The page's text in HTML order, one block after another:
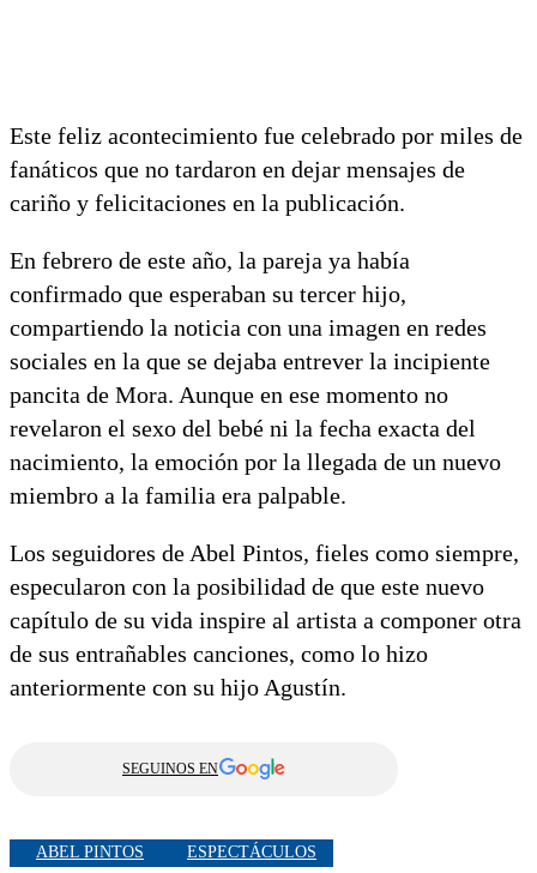
Este feliz acontecimiento fue celebrado por miles de
fanáticos que no tardaron en dejar mensajes de
cariño y felicitaciones en la publicación.
En febrero de este año, la pareja ya había
confirmado que esperaban su tercer hijo,
compartiendo la noticia con una imagen en redes
sociales en la que se dejaba entrever la incipiente
pancita de Mora. Aunque en ese momento no
revelaron el sexo del bebé ni la fecha exacta del
nacimiento, la emoción por la llegada de un nuevo
miembro a la familia era palpable.
Los seguidores de Abel Pintos, fieles como siempre,
especularon con la posibilidad de que este nuevo
capítulo de su vida inspire al artista a componer otra
de sus entrañables canciones, como lo hizo
anteriormente con su hijo Agustín.
SEGUINOS EN
ABEL PINTOS ESPECTÁCULOS